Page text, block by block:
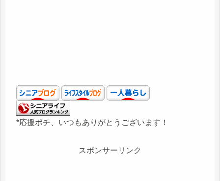
*応援ポチ、いつもありがとうございます！
スポンサーリンク